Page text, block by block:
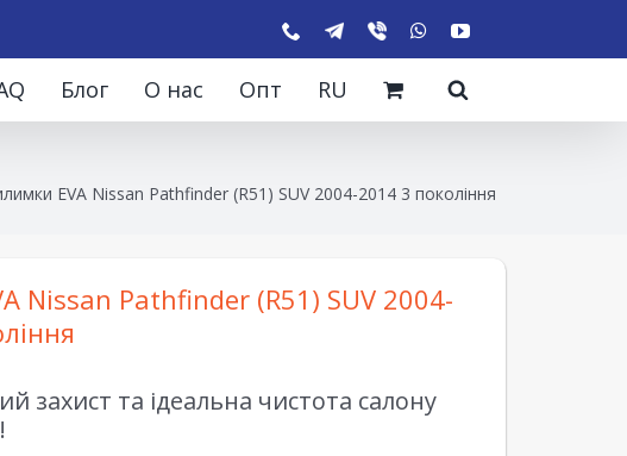
Блог О нас Опт RU
EVA Nissan Pathfinder (R51) SUV 2004-2014 3 покоління
Nissan Pathfinder (R51) SUV 2004-
захист та ідеальна чистота салону